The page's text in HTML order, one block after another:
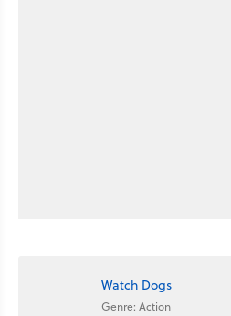
Watch Dogs
Genre: Action